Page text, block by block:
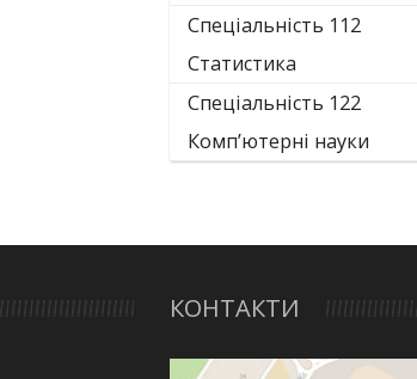
Спеціальність 112
Статистика
Спеціальність 122
Комп’ютерні науки
КОНТАКТИ